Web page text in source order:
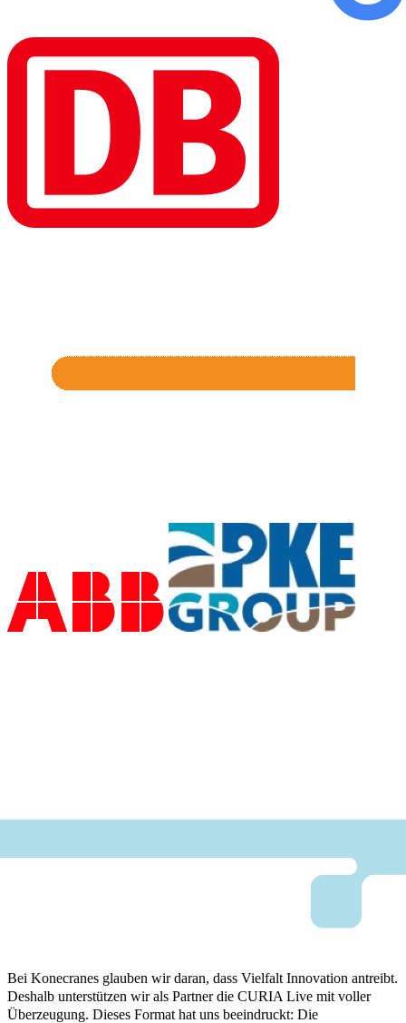
Bei Konecranes glauben wir daran, dass Vielfalt Innovation antreibt.
Deshalb unterstützen wir als Partner die CURIA Live mit voller
Überzeugung. Dieses Format hat uns beeindruckt: Die